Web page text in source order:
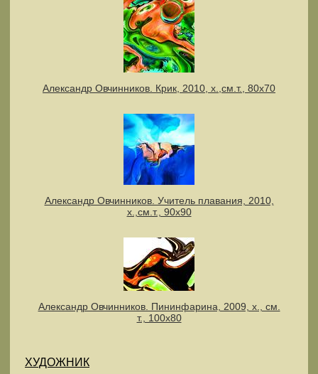
Александр Овчинников. Крик, 2010, х.,см.т., 80х70
Александр Овчинников. Учитель плавания, 2010,
х.,см.т., 90х90
Александр Овчинников. Пининфарина, 2009, х., см.
т., 100х80
ХУДОЖНИК